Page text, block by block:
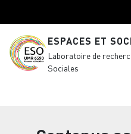
ESPACES ET
Laboratoire de
Sociales